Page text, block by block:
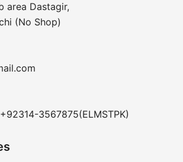
area Dastagir,
(No Shop)
3567875(ELMSTPK)